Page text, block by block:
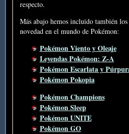
respecto.
Más abajo hemos incluido también
novedad en el mundo de Pokémon:
Pokémon Viento y Oleaje
Leyendas Pokémon: Z-A
Pokémon Escarlata y
Pokémon Pokopia
Pokémon Champions
Pokémon Sleep
Pokémon UNITE
Pokémon GO